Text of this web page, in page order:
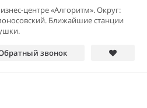
центре «Алгоритм». Округ:
Ближайшие станции
звонок